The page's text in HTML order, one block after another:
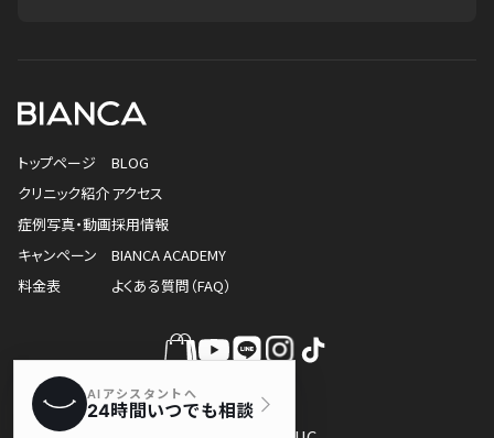
トップページ
クリニック紹介
症例写真・動画
キャンペーン
料金表
BLOG
アクセス
採用情報
BIANCA ACADEMY
よくある質問（FAQ）